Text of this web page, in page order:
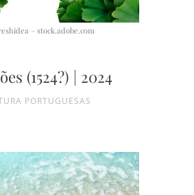
– stock.adobe.com
(1524?) | 2024
PORTUGUESAS